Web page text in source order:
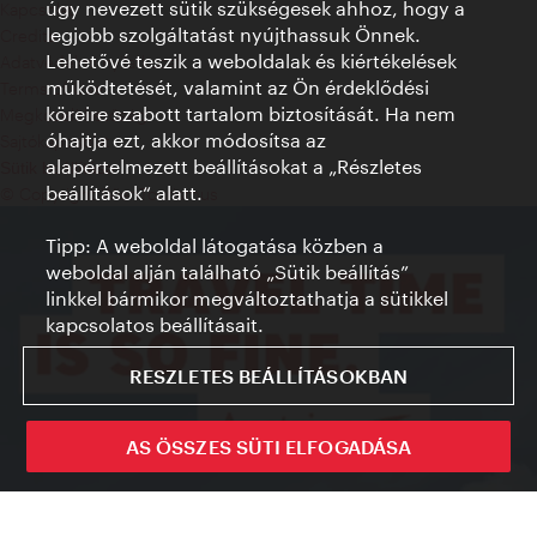
Kapcsolat
Credits
Adatvédelmi nyilatkozat
Terms of Use
Megközelíthetőség
Sajtókapcsolat
Sütik beállítása
© Copyright WienTourismus
úgy nevezett sütik szükségesek ahhoz, hogy a
legjobb szolgáltatást nyújthassuk Önnek.
Lehetővé teszik a weboldalak és kiértékelések
működtetését, valamint az Ön érdeklődési
köreire szabott tartalom biztosítását. Ha nem
óhajtja ezt, akkor módosítsa az
alapértelmezett beállításokat a „Részletes
beállítások“ alatt.
Tipp: A weboldal látogatása közben a
weboldal alján található „Sütik beállítás”
linkkel bármikor megváltoztathatja a sütikkel
kapcsolatos beállításait.
RESZLETES BEÁLLÍTÁSOKBAN
AS ÖSSZES SÜTI ELFOGADÁSA